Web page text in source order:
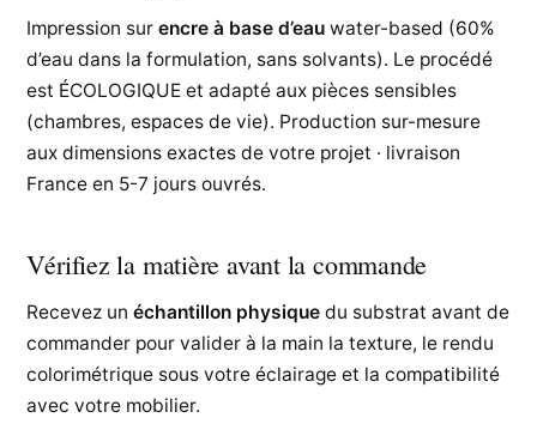
Impression surencre à base d’eau water-based (60%
d’eau dans la formulation, sans solvants). Le procédé
est ÉCOLOGIQUE et adapté aux pièces sensibles
(chambres, espaces de vie). Production sur-mesure
aux dimensions exactes de votre projet · livraison
France en 5-7 jours ouvrés.
Vérifiez la matière avant la commande
Recevez unéchantillon physique du substrat avant de
commander pour valider à la main la texture, le rendu
colorimétrique sous votre éclairage et la compatibilité
avec votre mobilier.